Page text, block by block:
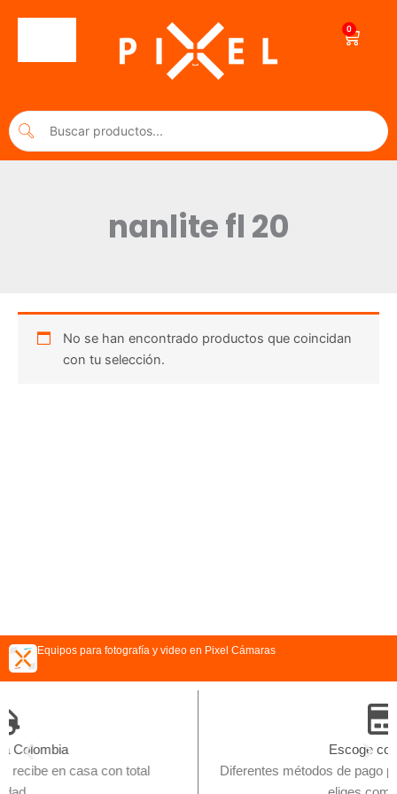
0
Cart
nanlite fl 20
No se han encontrado productos que coincidan
con tu selección.
Equipos para fotografía y video en Pixel Cámaras
total
Escoge como pagar
Diferentes métodos de pago para hacer tu